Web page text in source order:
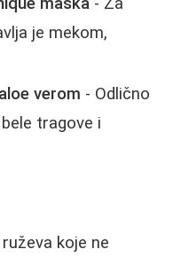
maska - Za
je mekom,
verom - Odlično
tragove i
koje ne